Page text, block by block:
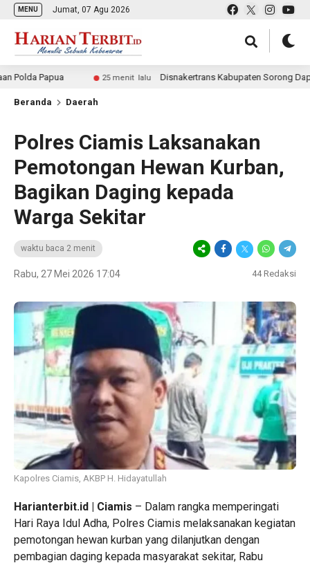
MENU Jumat, 07 Agu 2026
25 menit lalu Disnakertrans Kabupaten Sorong Dapat Dana
Beranda Daerah
Polres Ciamis Laksanakan
Pemotongan Hewan Kurban,
Bagikan Daging kepada
Warga Sekitar
waktu baca 2 menit
Rabu, 27 Mei 2026 17:04 44Redaksi
Kapolres Ciamis, AKBP H. Hidayatullah
Harianterbit.id | Ciamis – Dalam rangka memperingati
Hari Raya Idul Adha, Polres Ciamis melaksanakan kegiatan
pemotongan hewan kurban yang dilanjutkan dengan
pembagian daging kepada masyarakat sekitar, Rabu